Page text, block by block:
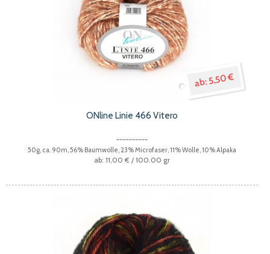
5,50 €
ONline Linie 466 Vitero
50g, ca. 90m, 56% Baumwolle, 23% Microfaser, 11% Wolle, 10% Alpaka
11,00 € / 100.00 gr